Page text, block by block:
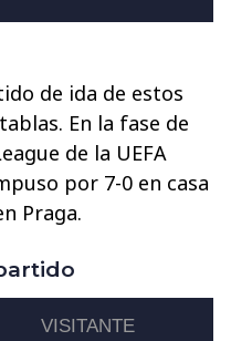
de ida de estos
En la fase de
de la UEFA
por 7-0 en casa
Praga.